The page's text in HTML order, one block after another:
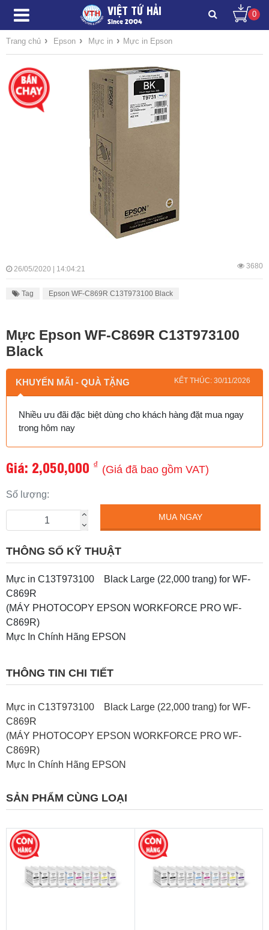
VIỆT TỨ HẢI
Since 2004
0
Trang chủ › Epson › Mực in › Mực in Epson
26/05/2020 | 14:04:21 3680
Tag Epson WF-C869R C13T973100 Black
Mực Epson WF-C869R C13T973100
Black
KHUYẾN MÃI - QUÀ TẶNG KẾT THÚC: 30/11/2026
Nhiều ưu đãi đặc biệt dùng cho khách hàng đặt mua ngay
trong hôm nay
Giá: 2,050,000 ₫ (Giá đã bao gồm VAT)
Số lượng:
MUA NGAY
THÔNG SỐ KỸ THUẬT
Mực in C13T973100 Black Large (22,000 trang) for WF-
C869R
(MÁY PHOTOCOPY EPSON WORKFORCE PRO WF-
C869R)
Mực In Chính Hãng EPSON
THÔNG TIN CHI TIẾT
Mực in C13T973100 Black Large (22,000 trang) for WF-
C869R
(MÁY PHOTOCOPY EPSON WORKFORCE PRO WF-
C869R)
Mực In Chính Hãng EPSON
SẢN PHẨM CÙNG LOẠI